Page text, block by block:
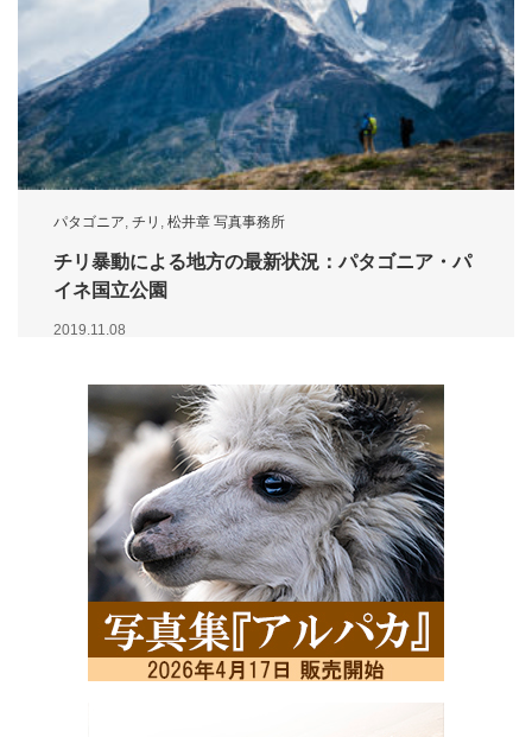
パタゴニア チリ 松井章 写真事務所
チリ暴動による地方の最新状況：パタゴニア・パ
イネ国立公園
2019.11.08